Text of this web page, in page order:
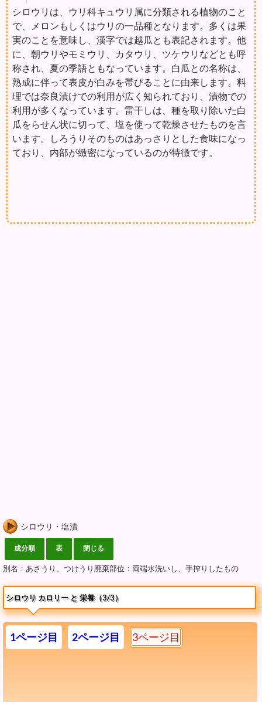
シロウリは、ウリ科キュウリ属に分類される植物のこと
で、メロンもしくはウリの一品種となります。多くは果
実のことを意味し、漢字では越瓜とも表記されます。他
に、朝ウリやモミウリ、カタウリ、ツケウリなどとも呼
称され、夏の季語ともなっています。白瓜との名称は、
熟成に伴って表皮が白みを帯びることに由来します。料
理では奈良漬けでの利用が広く知られており、漬物での
利用が多くなっています。雷干しは、種を取り除いた白
瓜をらせん状に切って、塩を使って乾燥させたものを言
います。しろうりそのものはあっさりとした食味になっ
ており、内部が緻密になっているのが特徴です。
シロウリ・塩漬
別名：あさうり、つけうり廃棄部位：両端水洗いし、手搾りしたもの
シロウリ カロリー と 栄養（3/3）
1ページ目 2ページ目 3ページ目